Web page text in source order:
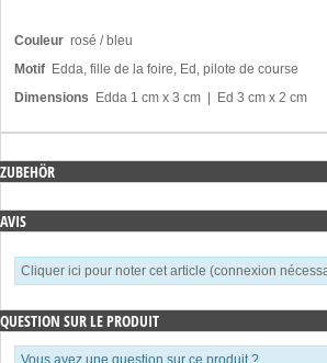
Couleur rosé / bleu
Motif Edda, fille de la foire, Ed, pilote de course
Dimensions Edda 1 cm x 3 cm | Ed 3 cm x 2 cm
ZUBEHÖR
AVIS
Cliquer ici pour noter cet article (connexion
QUESTION SUR LE PRODUIT
Vous avez une question sur ce produit ?